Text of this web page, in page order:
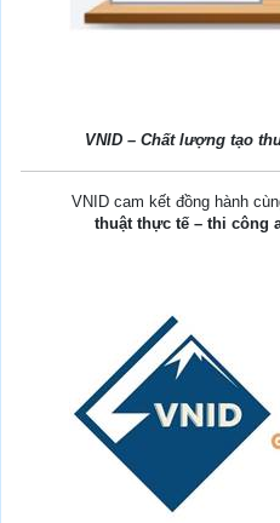
VNID – Chất lượng tạo
VNID cam kết đồng hành
thuật thực tế – thi công